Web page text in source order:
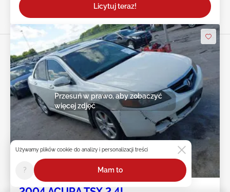
Licytuj teraz!
18h : 28m : 39s
Przesuń w prawo, aby zobaczyć
więcej zdjęć
Używamy plików cookie do analizy i personalizacji treści
? Mam to